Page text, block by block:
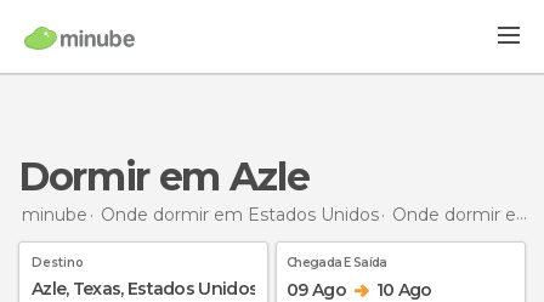
Dormir em Azle
minube Onde dormir em Estados Unidos Onde dormir em Texas
Destino Chegada E Saída
09 Ago 10 Ago